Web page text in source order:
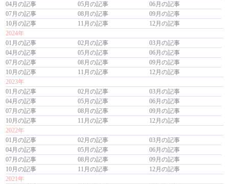
04月の記事
05月の記事
06月の記事
07月の記事
08月の記事
09月の記事
10月の記事
11月の記事
12月の記事
2024年
01月の記事
02月の記事
03月の記事
04月の記事
05月の記事
06月の記事
07月の記事
08月の記事
09月の記事
10月の記事
11月の記事
12月の記事
2023年
01月の記事
02月の記事
03月の記事
04月の記事
05月の記事
06月の記事
07月の記事
08月の記事
09月の記事
10月の記事
11月の記事
12月の記事
2022年
01月の記事
02月の記事
03月の記事
04月の記事
05月の記事
06月の記事
07月の記事
08月の記事
09月の記事
10月の記事
11月の記事
12月の記事
2021年